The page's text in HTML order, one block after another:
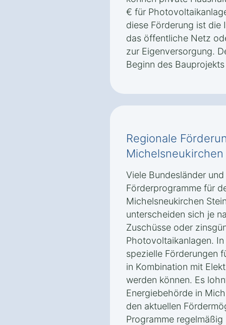
€ für
diese Förderung ist die
das öffentliche Netz
zur Eigenversorgung.
Beginn des
Regionale
Viele Bundesländer
Förderprogramme für
Michelsneukirchen
unterscheiden sich je
Zuschüsse oder
Photovoltaikanlagen.
spezielle Förderungen
in Kombination mit
werden können. Es
Energiebehörde in
den aktuellen
Programme